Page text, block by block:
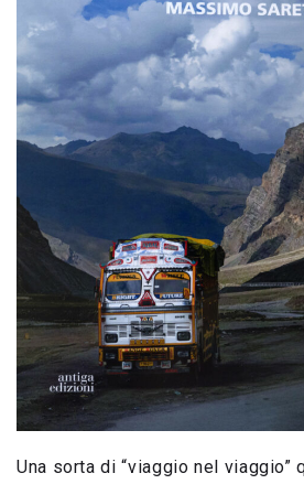
Una sorta di “viaggio nel viaggio”